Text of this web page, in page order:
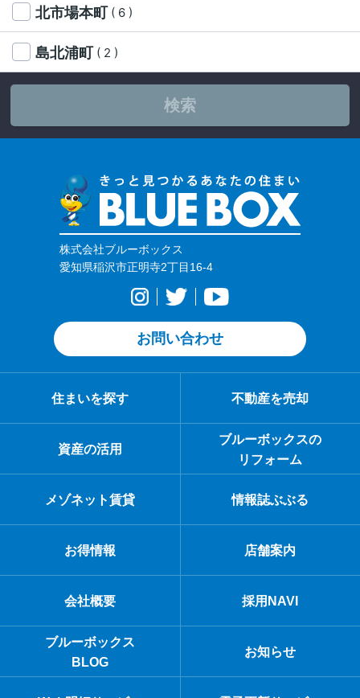
北市場本町 ( 6 )
島北浦町 ( 2 )
検索
株式会社ブルーボックス
愛知県稲沢市正明寺2丁目16-4
お問い合わせ
住まいを探す 不動産を売却
資産の活用
ブルーボックスの
リフォーム
メゾネット賃貸 情報誌ぶぶる
お得情報 店舗案内
会社概要 採用NAVI
ブルーボックス
BLOG
お知らせ